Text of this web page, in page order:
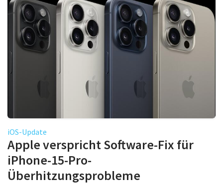
iOS-Update
Apple verspricht Software-Fix für
iPhone-15-Pro-
Überhitzungsprobleme